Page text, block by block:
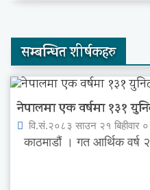
सम्बन्धित शीर्षकहरु
नेपालमा एक वर्षमा १३१
वि.सं.२०८३ साउन २१ बिहीवार
काठमाडौं । गत आर्थिक वर्ष